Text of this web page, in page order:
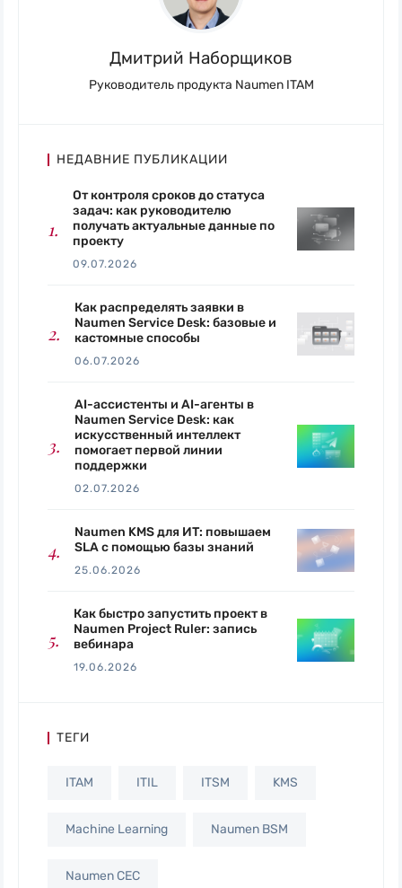
Дмитрий Наборщиков
Руководитель продукта Naumen ITAM
НЕДАВНИЕ ПУБЛИКАЦИИ
От контроля сроков до статуса
задач: как руководителю
получать актуальные данные по
проекту
09.07.2026
Как распределять заявки в
Naumen Service Desk: базовые и
кастомные способы
06.07.2026
AI-ассистенты и AI-агенты в
Naumen Service Desk: как
искусственный интеллект
помогает первой линии
поддержки
02.07.2026
Naumen KMS для ИТ: повышаем
SLA с помощью базы знаний
25.06.2026
Как быстро запустить проект в
Naumen Project Ruler: запись
вебинара
19.06.2026
ТЕГИ
ITAM ITIL ITSM KMS
Machine Learning Naumen BSM
Naumen CEC